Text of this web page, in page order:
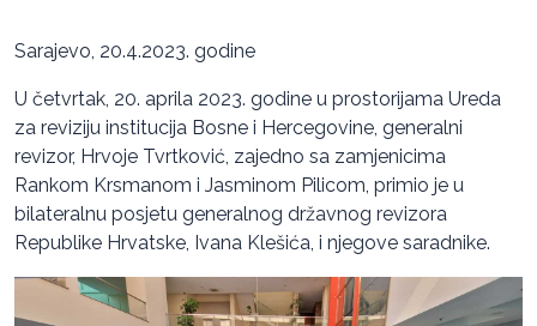
Sarajevo, 20.4.2023. godine
U četvrtak, 20. aprila 2023. godine u prostorijama Ureda
za reviziju institucija Bosne i Hercegovine, generalni
revizor, Hrvoje Tvrtković, zajedno sa zamjenicima
Rankom Krsmanom i Jasminom Pilicom, primio je u
bilateralnu posjetu generalnog državnog revizora
Republike Hrvatske, Ivana Klešića, i njegove saradnike.